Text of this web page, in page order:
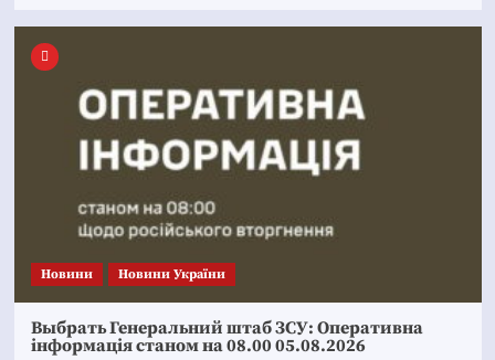
Новини Новини України
Выбрать Генеральний штаб ЗСУ: Оперативна
інформація станом на 08.00 05.08.2026